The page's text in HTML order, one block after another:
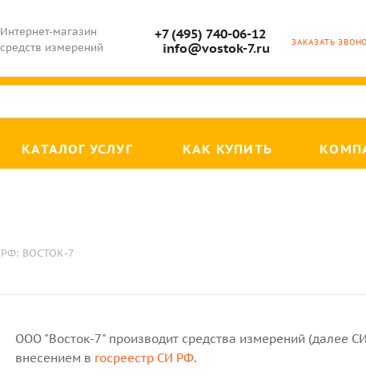
Интернет-магазин
средств измерений
+7 (495) 740-06-12
info@vostok-7.ru
ЗАКАЗАТЬ
КАТАЛОГ УСЛУГ КАК КУПИТЬ
РФ: ВОСТОК-7
ООО "Восток-7" производит средства измерений (далее
внесением в госреестр СИ РФ.